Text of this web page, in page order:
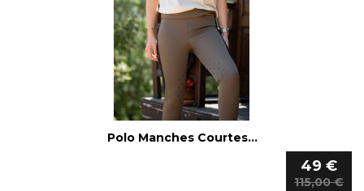
Polo Manches Courtes...
115,00 €
49 €